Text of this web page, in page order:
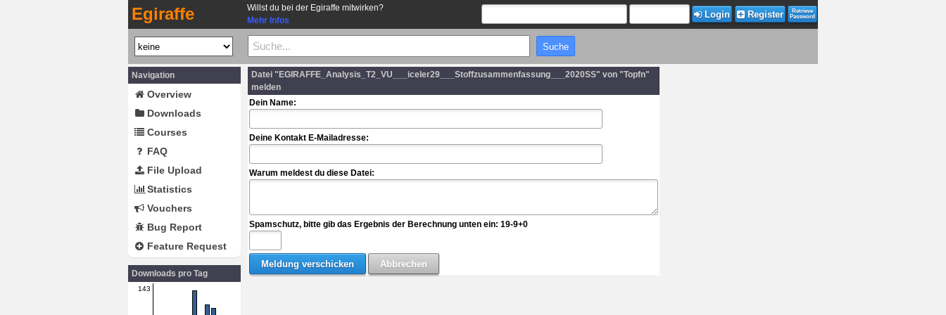
Egiraffe
Willst du bei der Egiraffe mitwirken?
Mehr Infos
Login Register
Retrieve
Password
Navigation
Overview
Downloads
Courses
FAQ
File Upload
Statistics
Vouchers
Bug Report
Feature Request
Downloads pro Tag
143
Datei "EGIRAFFE_Analysis_T2_VU___iceler29___Stoffzusammenfassung___2020SS" von "Topfn"
melden
Dein Name:
Deine Kontakt E-Mailadresse:
Warum meldest du diese Datei:
Spamschutz, bitte gib das Ergebnis der Berechnung unten ein: 19-9+0